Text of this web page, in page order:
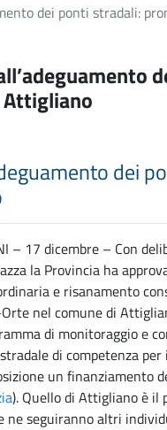
dei ponti stradali:
dei
– 17 dicembre – Con
la Provincia ha
e risanamento
nel comune di
di monitoraggio e
di competenza
un finanziamento
). Quello di Attigliano è
ne seguiranno altri